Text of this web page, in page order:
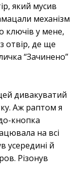
який мусив
механізм
ключів у мене,
отвір, де ще
“Зачинено”
дивакуватий
Аж раптом я
кнопка
на всі
усередині й
Різонув